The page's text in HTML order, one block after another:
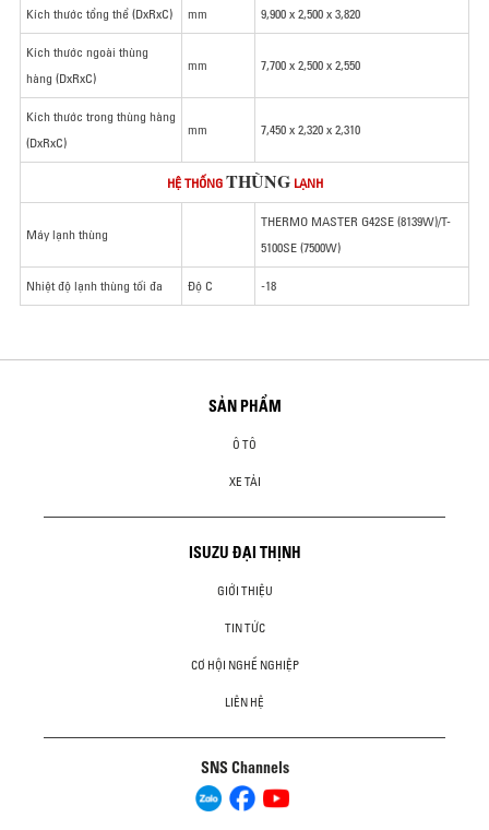
Kích thước tổng thể (DxRxC) mm 9,900 x 2,500 x 3,820
Kích thước ngoài thùng
hàng (DxRxC)
mm 7,700 x 2,500 x 2,550
Kích thước trong thùng hàng
(DxRxC)
mm 7,450 x 2,320 x 2,310
HỆ THỐNG THÙNG LẠNH
Máy lạnh thùng
THERMO MASTER G42SE (8139W)/T-
5100SE (7500W)
Nhiệt độ lạnh thùng tối đa Độ C -18
SẢN PHẨM
Ô TÔ
XE TẢI
ISUZU ĐẠI THỊNH
GIỚI THIỆU
TIN TỨC
CƠ HỘI NGHỀ NGHIỆP
LIÊN HỆ
SNS Channels